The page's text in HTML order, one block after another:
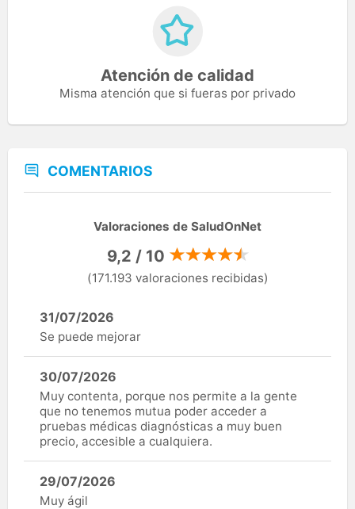
Atención de calidad
Misma atención que si fueras por privado
COMENTARIOS
Valoraciones de SaludOnNet
9,2 / 10
(171.193 valoraciones recibidas)
31/07/2026
Se puede mejorar
30/07/2026
Muy contenta, porque nos permite a la gente
que no tenemos mutua poder acceder a
pruebas médicas diagnósticas a muy buen
precio, accesible a cualquiera.
29/07/2026
Muy ágil